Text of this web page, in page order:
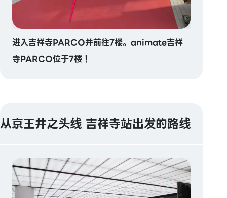
进入吉祥寺PARCO并前往7楼。animate吉祥
寺PARCO位于7楼！
从京王井之头线 吉祥寺站出发的路线